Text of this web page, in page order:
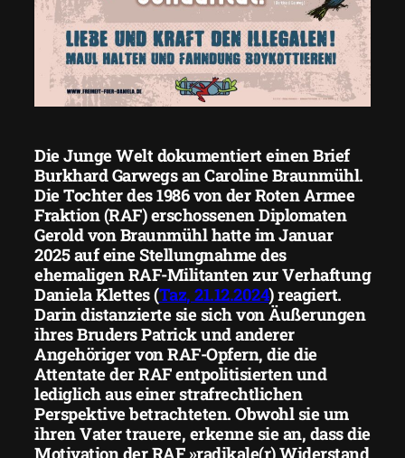
Die Junge Welt dokumentiert einen Brief
Burkhard Garwegs an Caroline Braunmühl.
Die Tochter des 1986 von der Roten Armee
Fraktion (RAF) erschossenen Diplomaten
Gerold von Braunmühl hatte im Januar
2025 auf eine Stellungnahme des
ehemaligen RAF-Militanten zur Verhaftung
Daniela Klettes (Taz, 21.12.2024) reagiert.
Darin distanzierte sie sich von Äußerungen
ihres Bruders Patrick und anderer
Angehöriger von RAF-Opfern, die die
Attentate der RAF entpolitisierten und
lediglich aus einer strafrechtlichen
Perspektive betrachteten. Obwohl sie um
ihren Vater trauere, erkenne sie an, dass die